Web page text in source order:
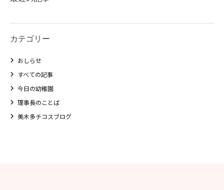
カテゴリー
おしらせ
すべての記事
今日の幼稚園
理事長のことば
美木多チコスブログ